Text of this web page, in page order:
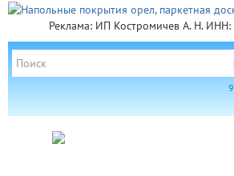
Реклама: ИП Костромичев А. Н.